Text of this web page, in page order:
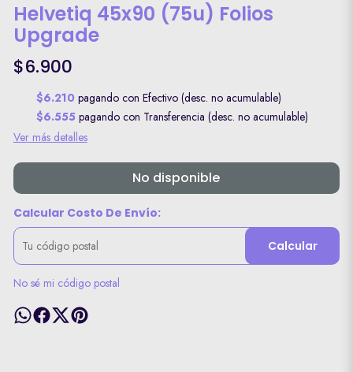
Helvetiq 45x90 (75u) Folios
Upgrade
$6.900
$6.210 pagando con Efectivo (desc. no acumulable)
$6.555 pagando con Transferencia (desc. no acumulable)
Ver más detalles
No disponible
Calcular Costo De Envío:
Calcular
No sé mi código postal